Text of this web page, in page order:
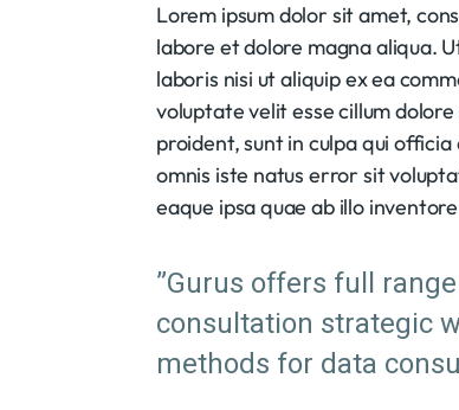
Lorem ipsum dolor sit amet,
labore et dolore magna aliqua.
laboris nisi ut aliquip ex ea
voluptate velit esse cillum
proident, sunt in culpa qui
omnis iste natus error sit
eaque ipsa quae ab illo
”Gurus offers full
consultation strategic
methods for data